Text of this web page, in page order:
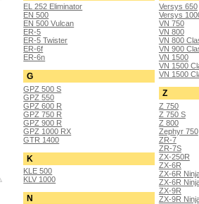
EL 252 Eliminator
EN 500
EN 500 Vulcan
ER-5
ER-5 Twister
ER-6f
ER-6n
G
GPZ 500 S
GPZ 550
GPZ 600 R
GPZ 750 R
GPZ 900 R
GPZ 1000 RX
GTR 1400
K
KLE 500
KLV 1000
N
Versys 650
Versys
VN 750
VN 800
VN 800
VN 900
VN 1500
VN 1500
VN 1500
Z
Z 750
Z 750 S
Z 800
Zephyr 750
ZR-7
ZR-7S
ZX-250R
ZX-6R
ZX-6R
ZX-6R
ZX-9R
ZX-9R